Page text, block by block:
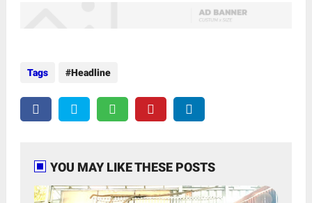
Tags Headline
YOU MAY LIKE THESE POSTS